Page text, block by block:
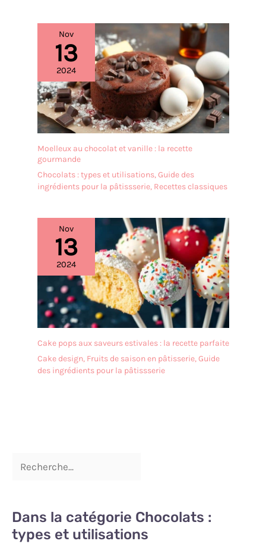
PRATIQUE : Le
thermomètres à viande
pliable peut être
facilement plié pour être
rangé. Grâce à la finition
magnétique ou au trou de
suspension au dos, vous
pouvez facilement
l'attacher à votre four ou à
votre réfrigérateur ou le
suspendre n'importe où.
d'essuyer ou de rincer la
sonde
tiramisu ou d'autres
desserts créatifs, et
facilite également la
dégustation. 【Capacité
idéale】Chaque tasse
contient environ 200 ml,
une taille modérée qui
évite le gaspillage
d'ingrédients tout en
respectant les portions
desserts, les yaourts ou
les fruits, ce qui la rend
réceptions. 【Facile à
nettoyer】Sa paroi
intérieure lisse et délicate
absorbe difficilement les
odeurs et les taches.
Facile à nettoyer au
quotidien, elle est
réutilisable. Elle convient
parfaitement aux cuisines
aux ateliers de pâtisserie
où la préparation de
desserts est fréquente.
Nov
13
2024
Moelleux au chocolat et vanille : la recette
gourmande
Chocolats : types et utilisations,Guide des
ingrédients pour la pâtissserie, Recettes classiques
Nov
13
2024
Cake pops aux saveurs estivales : la recette parfaite
Cake design, Fruits de saison en pâtisserie,Guide
des ingrédients pour la pâtissserie
Dans la catégorie Chocolats :
types et utilisations